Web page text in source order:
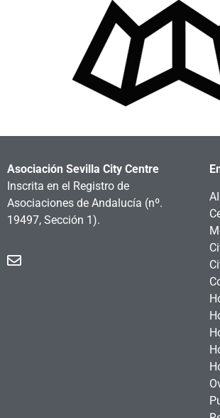
Asociación Sevilla City Centre
Inscrita en el Registro de
Asociaciones de Andalucía (nº.
19497, Sección 1).